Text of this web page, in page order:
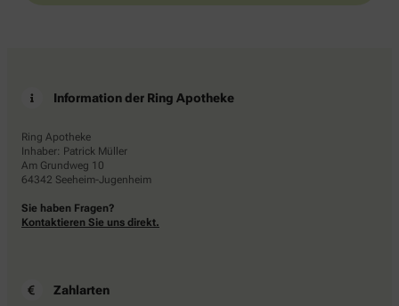
Information der Ring Apotheke
Ring Apotheke
Inhaber: Patrick Müller
Am Grundweg 10
64342 Seeheim-Jugenheim
Sie haben Fragen?
Kontaktieren Sie uns direkt.
Zahlarten